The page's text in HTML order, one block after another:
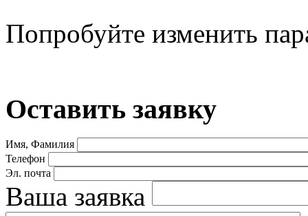
Попробуйте изменить
Оставить заявку
Имя, Фамилия
Телефон
Эл. почта
Ваша заявка